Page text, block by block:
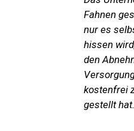
Fahnen
nur es
hissen
den
kostenfrei
gestellt hat.